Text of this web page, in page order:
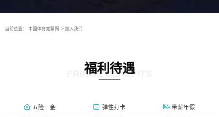
当前位置： 中国体育竞猜网 > 加入我们
福利待遇
FRINGE BENEFITS
五险一金 弹性打卡 带薪年假